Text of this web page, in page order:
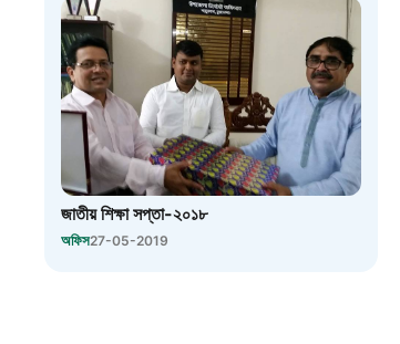
জাতীয় শিক্ষা সপ্তা-২০১৮
অফিস27-05-2019